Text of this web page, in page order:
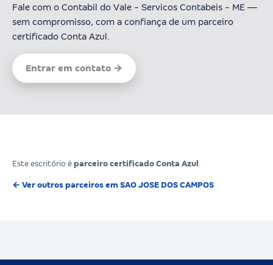
Fale com o Contabil do Vale - Servicos Contabeis - ME —
sem compromisso, com a confiança de um parceiro
certificado Conta Azul.
Entrar em contato →
Este escritório é parceiro certificado Conta Azul
← Ver outros parceiros em SAO JOSE DOS CAMPOS